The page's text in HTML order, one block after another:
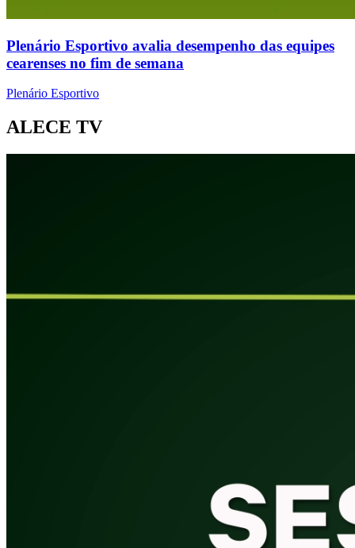
Plenário Esportivo avalia desempenho das equipes
cearenses no fim de semana
Plenário Esportivo
ALECE TV